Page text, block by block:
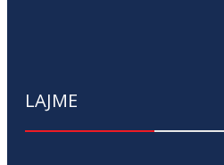
LAJME